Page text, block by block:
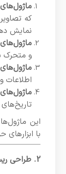
که
نمایش
و
اطلاعات
این
با
2. طراحی ریسپانسیو